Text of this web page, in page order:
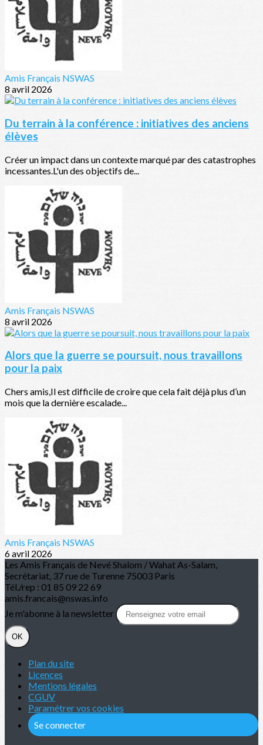
Amis Français NSWAS
8 avril 2026
Du terrain à la conférence : initiatives des anciens
élèves
Créer un impact dans un contexte marqué par des catastrophes
incessantes.L'un des objectifs de...
Amis Français NSWAS
8 avril 2026
Alors que la guerre se poursuit, nous travaillons
pour la paix
Chers amis,Il est difficile de croire que cela fait déjà plus d’un
mois que la dernière escalade...
Amis Français NSWAS
6 avril 2026
Les Amis Français de Nevé Shalom / Wahat As-Salam,
Secrétariat, 37 rue de Turenne 75003 Paris
Tél./rep : 01 85 09 22 69
amis.francais@nswas.info
Je m'abonne à la newsletter
OK
Plan du site
Licences
Mentions légales
CGUV
Paramétrer vos cookies
Se connecter